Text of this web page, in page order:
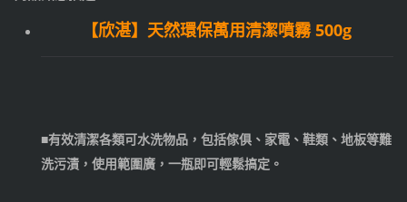
【欣湛】天然環保萬用清潔噴霧 500g
■有效清潔各類可水洗物品，包括傢俱、家電、鞋類、地板等難
洗污漬，使用範圍廣，一瓶即可輕鬆搞定。